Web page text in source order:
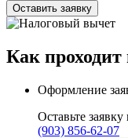
Оставить заявку
Как проходит
Оформление
Оставьте
(903) 856-62-07